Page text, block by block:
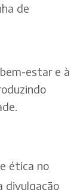
de
estar e à
ética no
divulgação